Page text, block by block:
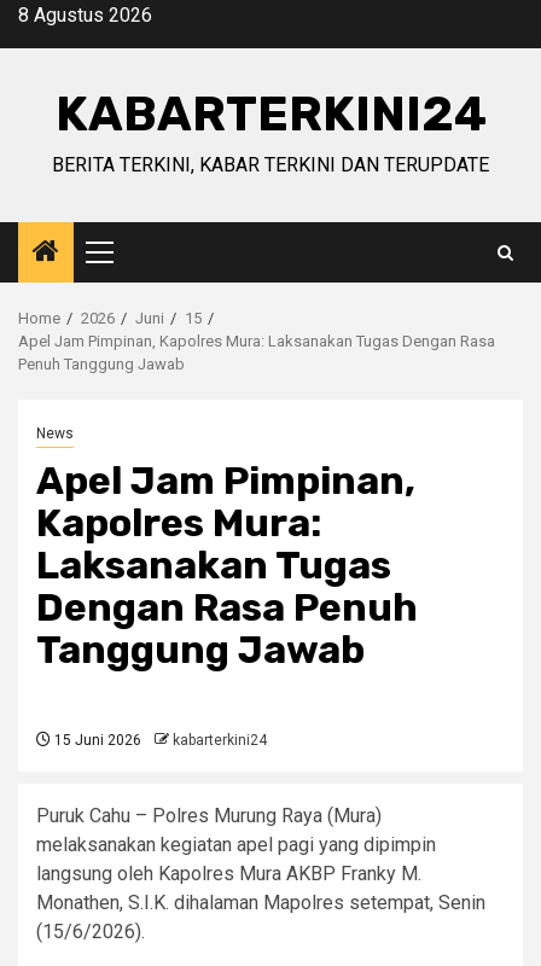
Skip8 Agustus 2026
KABARTERKINI24
BERITA TERKINI, KABAR TERKINI DAN TERUPDATE
Primary
Menu
Home 2026 Juni
15
Apel Jam Pimpinan, Kapolres Mura: Laksanakan Tugas Dengan Rasa
Penuh Tanggung Jawab
News
Apel Jam Pimpinan,
Kapolres Mura:
Laksanakan Tugas
Dengan Rasa Penuh
Tanggung Jawab
15 Juni 2026 kabarterkini24
Puruk Cahu – Polres Murung Raya (Mura)
melaksanakan kegiatan apel pagi yang dipimpin
langsung oleh Kapolres Mura AKBP Franky M.
Monathen, S.I.K. dihalaman Mapolres setempat, Senin
(15/6/2026).